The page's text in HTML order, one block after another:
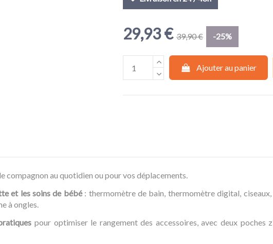
29,93 € 39,90 € -25%
Ajouter au panier
compagnon au quotidien ou pour vos déplacements.
et les soins de bébé: thermomètre de bain, thermomètre digital, ciseaux,
à ongles.
pour optimiser le rangement des accessoires, avec deux poches